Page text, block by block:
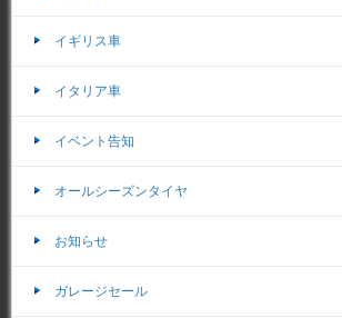
イギリス車
イタリア車
イベント告知
オールシーズンタイヤ
お知らせ
ガレージセール